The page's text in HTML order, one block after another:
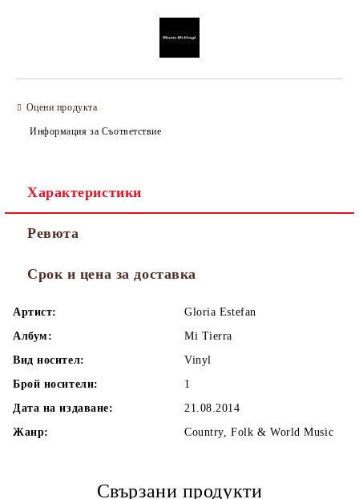
Оцени продукта
Информация за Съответствие
Характеристики
Ревюта
Срок и цена за доставка
Артист:
Gloria Estefan
Албум:
Mi Tierra
Вид носител:
Vinyl
Брой носители:
1
Дата на издаване:
21.08.2014
Жанр:
Country, Folk & World Music
Свързани продукти